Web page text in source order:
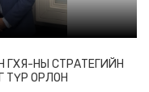
НЫ СТРАТЕГИЙН
ТҮР ОРЛОН